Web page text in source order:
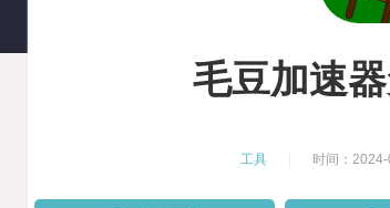
毛豆加速
工具 时间：